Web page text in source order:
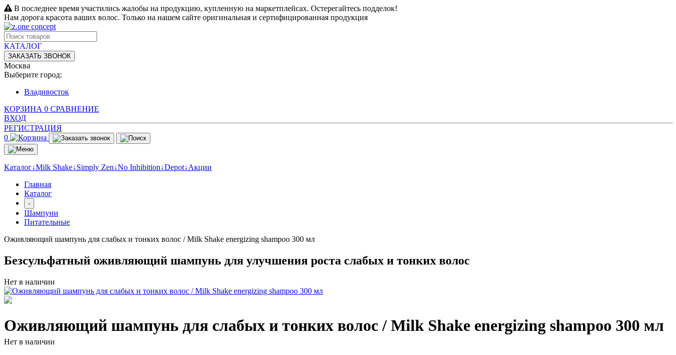
В последнее время участились жалобы на продукцию, купленную на маркетплейсах. Остерегайтесь подделок!
Нам дорога красота ваших волос. Только на нашем сайте оригинальная и сертифицированная продукция
КАТАЛОГ
ЗАКАЗАТЬ ЗВОНОК
Москва
Выберите город:
Владивосток
КОРЗИНА 0 СРАВНЕНИЕ
ВХОД
РЕГИСТРАЦИЯ
0
Каталог↓Milk Shake↓Simply Zen↓No Inhibition↓Depot↓Акции
Главная
Каталог
-
Шампуни
Питательные
Оживляющий шампунь для слабых и тонких волос / Milk Shake energizing shampoo 300 мл
Безсульфатный оживляющий шампунь для улучшения роста слабых и тонких волос
Нет в наличии
Оживляющий шампунь для слабых и тонких волос / Milk Shake energizing shampoo 300 мл
Нет в наличии